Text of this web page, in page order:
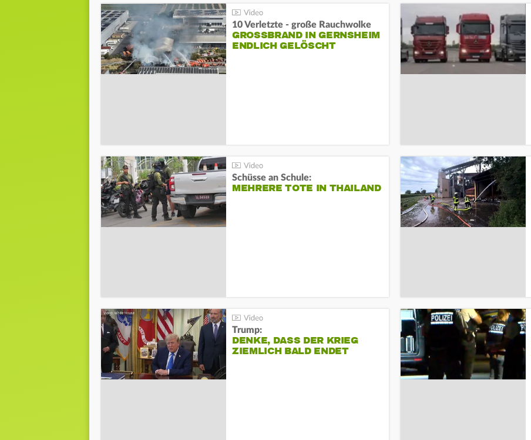
10 Verletzte - große Rauchwolke
GROSSBRAND IN GERNSHEIM E
NDLICH GELÖSCHT
Schüsse an Schule:
MEHRERE TOTE IN THAILAND
Trump:
DENKE, DASS DER KRIEG
ZIEMLICH BALD ENDET